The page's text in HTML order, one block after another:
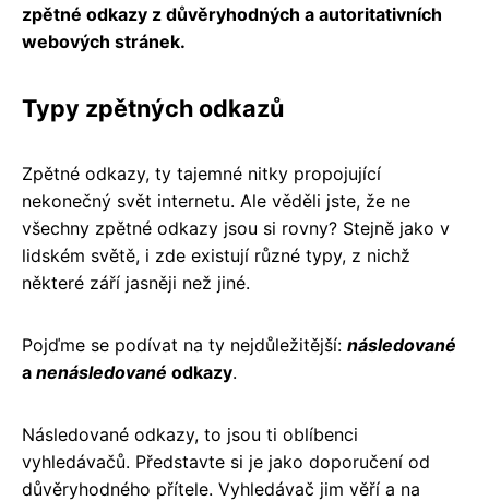
zpětné odkazy z důvěryhodných a autoritativních
webových stránek.
Typy zpětných odkazů
Zpětné odkazy, ty tajemné nitky propojující
nekonečný svět internetu. Ale věděli jste, že ne
všechny zpětné odkazy jsou si rovny? Stejně jako v
lidském světě, i zde existují různé typy, z nichž
některé září jasněji než jiné.
Pojďme se podívat na ty nejdůležitější: následované
a nenásledované odkazy.
Následované odkazy, to jsou ti oblíbenci
vyhledávačů. Představte si je jako doporučení od
důvěryhodného přítele. Vyhledávač jim věří a na